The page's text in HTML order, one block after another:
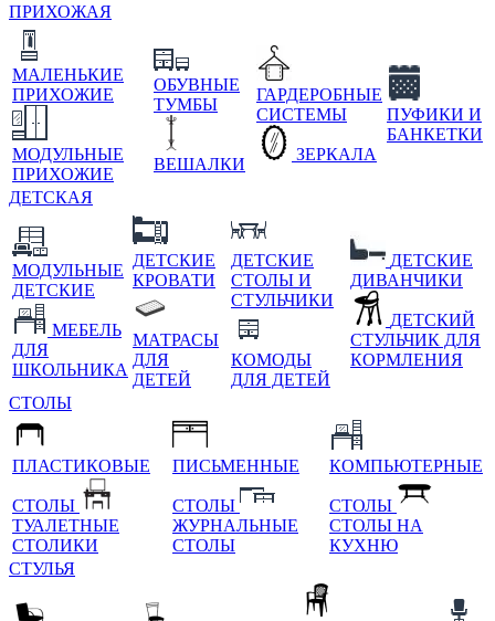
ПРИХОЖАЯ
МАЛЕНЬКИЕ
ПРИХОЖИЕ
МОДУЛЬНЫЕ
ПРИХОЖИЕ
ОБУВНЫЕ
ТУМБЫ
ВЕШАЛКИ
ГАРДЕРОБНЫЕ
СИСТЕМЫ
ЗЕРКАЛА
ПУФИКИ И
БАНКЕТКИ
ДЕТСКАЯ
МОДУЛЬНЫЕ
ДЕТСКИЕ
МЕБЕЛЬ
ДЛЯ
ШКОЛЬНИКА
ДЕТСКИЕ
КРОВАТИ
МАТРАСЫ
ДЛЯ
ДЕТЕЙ
ДЕТСКИЕ
СТОЛЫ И
СТУЛЬЧИКИ
КОМОДЫ
ДЛЯ ДЕТЕЙ
ДЕТСКИЕ
ДИВАНЧИКИ
ДЕТСКИЙ
СТУЛЬЧИК ДЛЯ
КОРМЛЕНИЯ
СТОЛЫ
ПЛАСТИКОВЫЕ
СТОЛЫ
ТУАЛЕТНЫЕ
СТОЛИКИ
ПИСЬМЕННЫЕ
СТОЛЫ
ЖУРНАЛЬНЫЕ
СТОЛЫ
КОМПЬЮТЕРНЫЕ
СТОЛЫ
СТОЛЫ НА
КУХНЮ
СТУЛЬЯ